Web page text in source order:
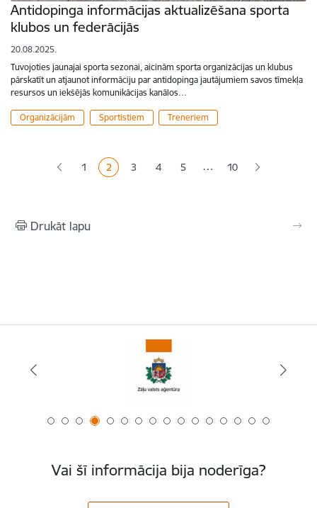
Antidopinga informācijas aktualizēšana sporta
klubos un federācijās
20.08.2025.
Tuvojoties jaunajai sporta sezonai, aicinām sporta organizācijas un klubus
pārskatīt un atjaunot informāciju par antidopinga jautājumiem savos tīmekļa
resursos un iekšējās komunikācijas kanālos…
Organizācijām Sportistiem Treneriem
Lapa
1 Pašreizējā lapa
2 Lapa
3 Lapa
4 Lapa
5 … 10
Drukāt lapu
Vai šī informācija bija noderīga?